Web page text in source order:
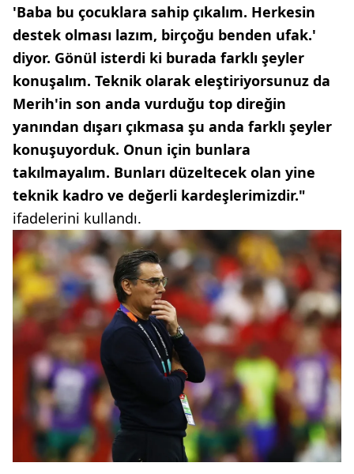
'Baba bu çocuklara sahip çıkalım. Herkesin
destek olması lazım, birçoğu benden ufak.'
diyor. Gönül isterdi ki burada farklı şeyler
konuşalım. Teknik olarak eleştiriyorsunuz da
Merih'in son anda vurduğu top direğin
yanından dışarı çıkmasa şu anda farklı şeyler
konuşuyorduk. Onun için bunlara
takılmayalım. Bunları düzeltecek olan yine
teknik kadro ve değerli kardeşlerimizdir."
ifadelerini kullandı.